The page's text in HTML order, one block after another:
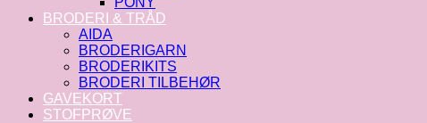
BRODERI & TRÅD
AIDA
BRODERIGARN
BRODERIKITS
BRODERI TILBEHØR
GAVEKORT
STOFPRØVE